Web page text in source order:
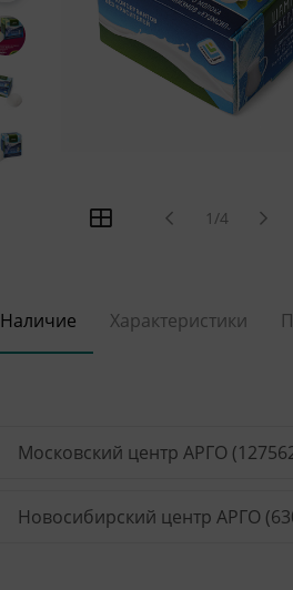
1/4
Наличие Характеристики
Московский центр АРГО
Новосибирский центр АРГО